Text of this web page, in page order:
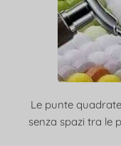
Le punte
senza spazi tra le